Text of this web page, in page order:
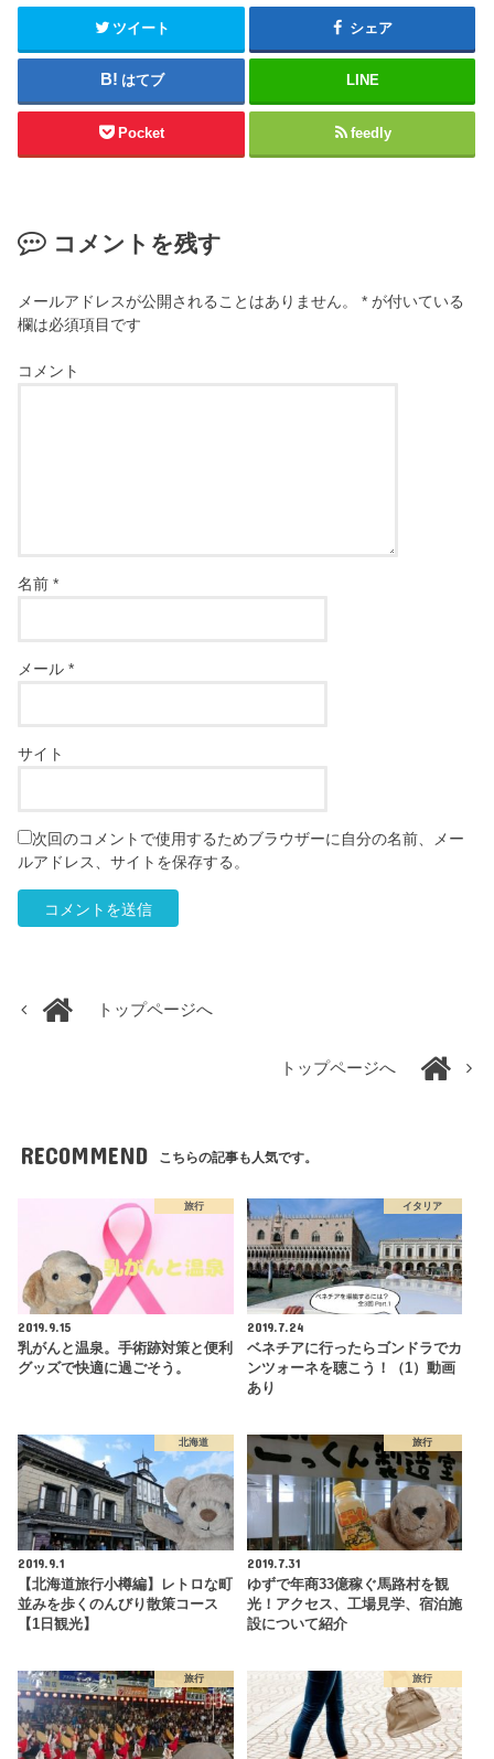
ツイート シェア
はてブ LINE
Pocket feedly
コメントを残す
メールアドレスが公開されることはありません。 * が付いている
欄は必須項目です
コメント
名前*
メール*
サイト
次回のコメントで使用するためブラウザーに自分の名前、メー
ルアドレス、サイトを保存する。
トップページへ
トップページへ
RECOMMEND こちらの記事も人気です。
旅行
2019.9.15
乳がんと温泉。手術跡対策と便利
グッズで快適に過ごそう。
イタリア
2019.7.24
ベネチアに行ったらゴンドラでカ
ンツォーネを聴こう！（1）動画
あり
北海道
2019.9.1
【北海道旅行小樽編】レトロな町
並みを歩くのんびり散策コース
【1日観光】
旅行
2019.7.31
ゆずで年商33億稼ぐ馬路村を観
光！アクセス、工場見学、宿泊施
設について紹介
旅行 旅行